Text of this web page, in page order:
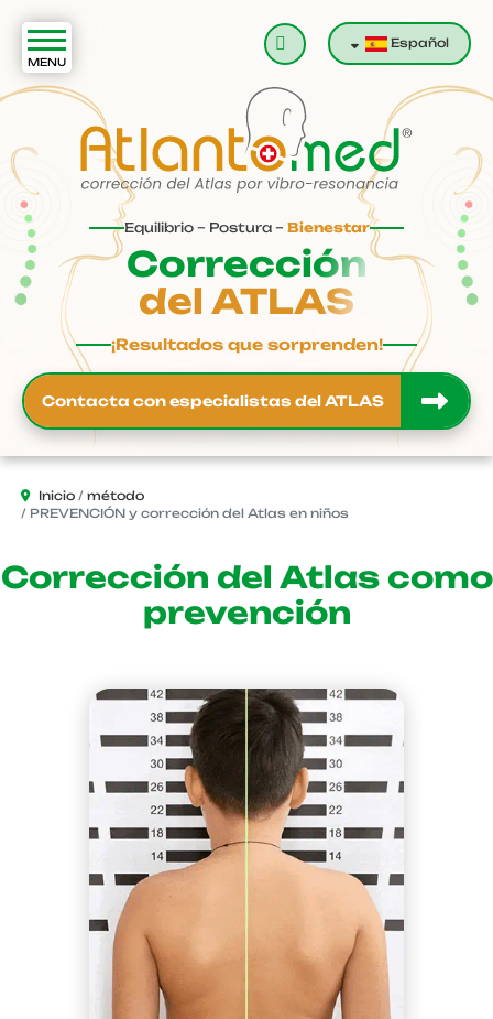
Equilibrio – Postura – Bienestar
Corrección
del ATLAS
¡Resultados que sorprenden!
Contacta con especialistas del ATLAS
Buscar Español
Inicio
método
PREVENCIÓN y corrección del Atlas en niños
Corrección del Atlas como
prevención